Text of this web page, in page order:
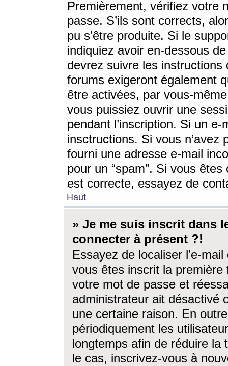
Premièrement, vérifiez votre
passe. S’ils sont corrects,
pu s’être produite. Si le
indiquiez avoir en-dessous
devrez suivre les
forums exigeront également
être activées, par vous-
vous puissiez ouvrir une
pendant l’inscription. Si un
insctructions. Si vous n’avez
fourni une adresse e-mail
pour un “spam”. Si vous
est correcte, essayez de
Haut
» Je me suis inscrit dans
connecter à présent ?!
Essayez de localiser l’e-
vous êtes inscrit la première
votre mot de passe et
administrateur ait désactivé
une certaine raison. En
périodiquement les
longtemps afin de réduire la
le cas, inscrivez-vous à